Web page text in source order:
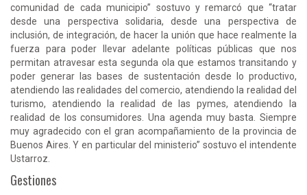
comunidad de cada municipio” sostuvo y remarcó que “tratar
desde una perspectiva solidaria, desde una perspectiva de
inclusión, de integración, de hacer la unión que hace realmente la
fuerza para poder llevar adelante políticas públicas que nos
permitan atravesar esta segunda ola que estamos transitando y
poder generar las bases de sustentación desde lo productivo,
atendiendo las realidades del comercio, atendiendo la realidad del
turismo, atendiendo la realidad de las pymes, atendiendo la
realidad de los consumidores. Una agenda muy basta. Siempre
muy agradecido con el gran acompañamiento de la provincia de
Buenos Aires. Y en particular del ministerio” sostuvo el intendente
Ustarroz.
Gestiones